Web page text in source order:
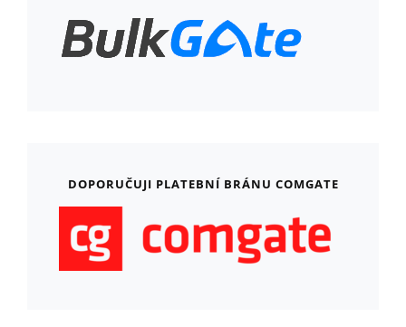
DOPORUČUJI PLATEBNÍ BRÁNU COMGATE